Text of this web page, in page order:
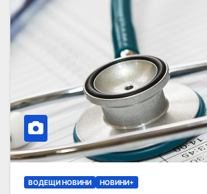
ВОДЕЩИ НОВИНИ НОВИНИ+